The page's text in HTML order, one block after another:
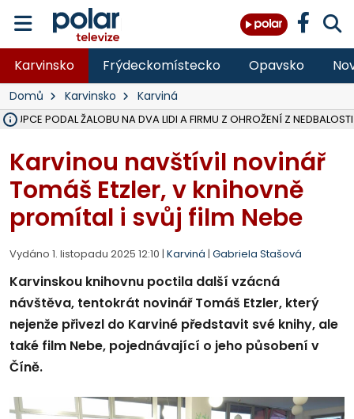
Karvinsko Frýdeckomístecko Opavsko
Domů Karvinsko Karviná
PODAL ŽALOBU NA DVA LIDI A FIRMU Z OHROŽENÍ Z NEDBALOSTI
Karvinou navštívil novinář
Tomáš Etzler, v knihovně
promítal i svůj film Nebe
Vydáno 1. listopadu 2025 12:10 | Karviná | Gabriela Stašová
Karvinskou knihovnu poctila další vzácná
návštěva, tentokrát novinář Tomáš Etzler, který
nejenže přivezl do Karviné představit své knihy, ale
také film Nebe, pojednávající o jeho působení v
Číně.